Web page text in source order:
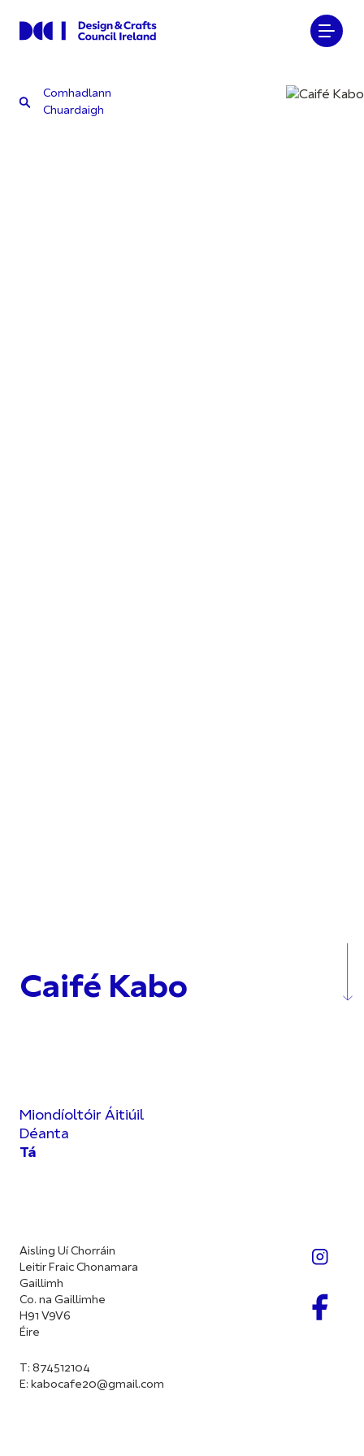
ComhadlannChuardaigh
Comhadlann
Chuardaigh
Caifé Kabo
Miondíoltóir Áitiúil
Déanta
Tá
Aisling Uí Chorráin
Leitir Fraic Chonamara
Gaillimh
Co. na Gaillimhe
H91 V9V6
Éire
T: 874512104
E: kabocafe20@gmail.com